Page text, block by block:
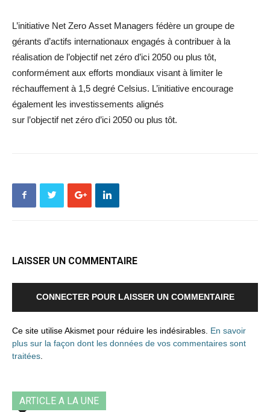
L’initiative Net Zero Asset Managers fédère un groupe de
gérants d’actifs internationaux engagés à contribuer à la
réalisation de l’objectif net zéro d’ici 2050 ou plus tôt,
conformément aux efforts mondiaux visant à limiter le
réchauffement à 1,5 degré Celsius. L’initiative encourage
également les investissements alignés
sur l’objectif net zéro d’ici 2050 ou plus tôt.
LAISSER UN COMMENTAIRE
CONNECTER POUR LAISSER UN COMMENTAIRE
Ce site utilise Akismet pour réduire les indésirables. En savoir
plus sur la façon dont les données de vos commentaires sont
traitées
ARTICLE A LA UNE